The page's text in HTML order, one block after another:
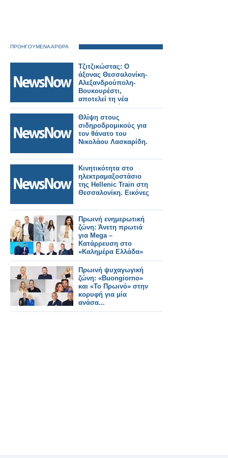
ΠΡΟΗΓΟΥΜΕΝΑ ΑΡΘΡΑ
Τζιτζικώστας: Ο
άξονας Θεσσαλονίκη-
Αλεξανδρούπολη-
Βουκουρέστι,
αποτελεί τη νέα
‘ραχοκοκαλιά
εξωστρέφειας,
ασφάλειας και
εμπορίου’ της
Ευρώπης.
Θλίψη στους
σιδηροδρομικούς για
τον θάνατο του
Νικολάου Λασκαρίδη.
Κινητικότητα στο
ηλεκτραμαξοστάσιο
της Hellenic Train στη
Θεσσαλονίκη. Εικόνες
Πρωινή ενημερωτική
ζώνη: Άνετη πρωτιά
για Mega –
Κατάρρευση στο
«Καλημέρα Ελλάδα»
Πρωινή ψυχαγωγική
ζώνη: «Buongiorno»
και «Το Πρωινό» στην
κορυφή για μία
ανάσα...